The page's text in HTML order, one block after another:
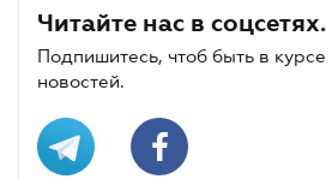
Читайте нас в соцсетях.
Подпишитесь, чтоб быть в курсе
новостей.